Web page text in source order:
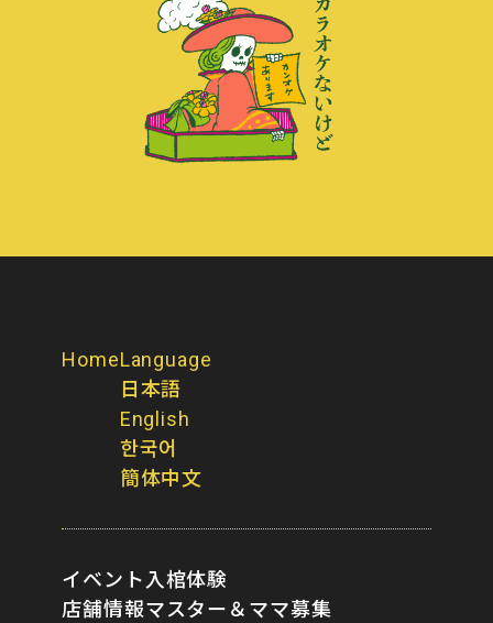
HomeLanguage
日本語
English
한국어
簡体中文
イベント
店舗情報
入棺体験
マスター＆ママ募集